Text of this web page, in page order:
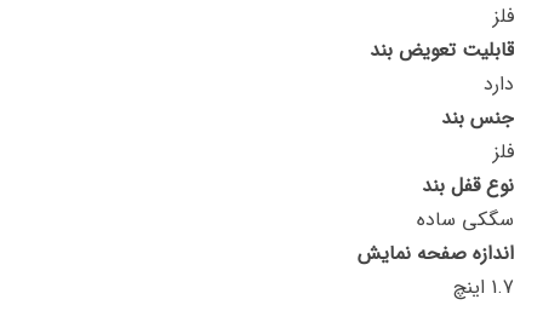
فلز
قابلیت تعویض بند
دارد
جنس بند
فلز
نوع قفل بند
سگکی ساده
اندازه صفحه نمایش
1.7 اینچ